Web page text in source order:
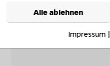
Alle ablehnen
Impressum|